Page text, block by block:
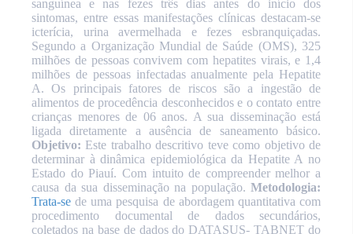
sanguínea e nas fezes três dias antes do início dos
sintomas, entre essas manifestações clínicas destacam-se
icterícia, urina avermelhada e fezes esbranquiçadas.
Segundo a Organização Mundial de Saúde (OMS), 325
milhões de pessoas convivem com hepatites virais, e 1,4
milhões de pessoas infectadas anualmente pela Hepatite
A. Os principais fatores de riscos são a ingestão de
alimentos de procedência desconhecidos e o contato entre
crianças menores de 06 anos. A sua disseminação está
ligada diretamente a ausência de saneamento básico.
Objetivo: Este trabalho descritivo teve como objetivo de
determinar à dinâmica epidemiológica da Hepatite A no
Estado do Piauí. Com intuito de compreender melhor a
causa da sua disseminação na população. Metodologia:
Trata-sede uma pesquisa de abordagem quantitativa com
procedimento documental de dados secundários,
coletados na base de dados do DATASUS- TABNET do